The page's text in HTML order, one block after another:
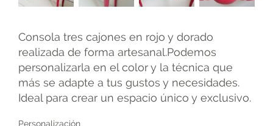
Consola tres cajones en rojo y dorado
realizada de forma artesanal.Podemos
personalizarla en el color y la técnica que
más se adapte a tus gustos y necesidades.
Ideal para crear un espacio único y exclusivo.
Personalización